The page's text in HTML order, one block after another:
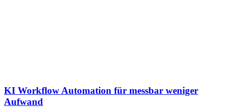
KI Workflow Automation für messbar weniger
Aufwand